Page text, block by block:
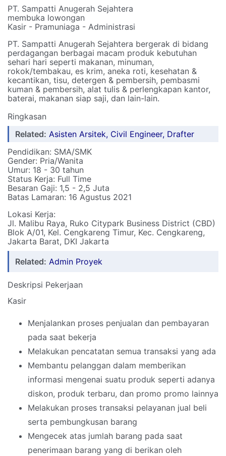
PT. Sampatti Anugerah Sejahtera
membuka lowongan
Kasir - Pramuniaga - Administrasi
PT. Sampatti Anugerah Sejahtera bergerak di bidang
perdagangan berbagai macam produk kebutuhan
sehari hari seperti makanan, minuman,
rokok/tembakau, es krim, aneka roti, kesehatan &
kecantikan, tisu, detergen & pembersih, pembasmi
kuman & pembersih, alat tulis & perlengkapan kantor,
baterai, makanan siap saji, dan lain-lain.
Ringkasan
Related: Asisten Arsitek, Civil Engineer, Drafter
Pendidikan: SMA/SMK
Gender: Pria/Wanita
Umur: 18 - 30 tahun
Status Kerja: Full Time
Besaran Gaji: 1,5 - 2,5 Juta
Batas Lamaran: 16 Agustus 2021
Lokasi Kerja:
Jl. Malibu Raya, Ruko Citypark Business District (CBD)
Blok A/01, Kel. Cengkareng Timur, Kec. Cengkareng,
Jakarta Barat, DKI Jakarta
Related: Admin Proyek
Deskripsi Pekerjaan
Kasir
Menjalankan proses penjualan dan pembayaran
pada saat bekerja
Melakukan pencatatan semua transaksi yang ada
Membantu pelanggan dalam memberikan
informasi mengenai suatu produk seperti adanya
diskon, produk terbaru, dan promo promo lainnya
Melakukan proses transaksi pelayanan jual beli
serta pembungkusan barang
Mengecek atas jumlah barang pada saat
penerimaan barang yang di berikan oleh